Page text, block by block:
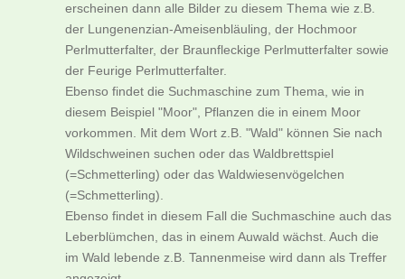
erscheinen dann alle Bilder zu diesem Thema wie z.B.
der Lungenenzian-Ameisenbläuling, der Hochmoor
Perlmutterfalter, der Braunfleckige Perlmutterfalter sowie
der Feurige Perlmutterfalter.
Ebenso findet die Suchmaschine zum Thema, wie in
diesem Beispiel "Moor", Pflanzen die in einem Moor
vorkommen. Mit dem Wort z.B. "Wald" können Sie nach
Wildschweinen suchen oder das Waldbrettspiel
(=Schmetterling) oder das Waldwiesenvögelchen
(=Schmetterling).
Ebenso findet in diesem Fall die Suchmaschine auch das
Leberblümchen, das in einem Auwald wächst. Auch die
im Wald lebende z.B. Tannenmeise wird dann als Treffer